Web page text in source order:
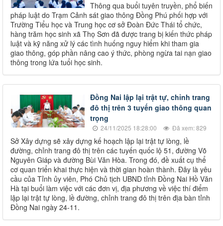
Thông qua buổi tuyên truyền, phổ biến
pháp luật do Trạm Cảnh sát giao thông Đồng Phú phối hợp với
Trường Tiểu học và Trung học cơ sở Đoàn Đức Thái tổ chức,
hàng trăm học sinh xã Thọ Sơn đã được trang bị kiến thức pháp
luật và kỹ năng xử lý các tình huống nguy hiểm khi tham gia
giao thông, góp phần nâng cao ý thức, phòng ngừa tai nạn giao
thông trong lứa tuổi học sinh.
Đồng Nai lập lại trật tự, chỉnh trang
đô thị trên 3 tuyến giao thông quan
trọng
24/11/2025 18:28:00 Đã xem: 829
Sở Xây dựng sẽ xây dựng kế hoạch lập lại trật tự lòng, lề
đường, chỉnh trang đô thị trên các tuyến quốc lộ 51, đường Võ
Nguyên Giáp và đường Bùi Văn Hòa. Trong đó, đề xuất cụ thể
cơ quan triển khai thực hiện và thời gian hoàn thành. Đây là yêu
cầu của Tỉnh ủy viên, Phó Chủ tịch UBND tỉnh Đồng Nai Hồ Văn
Hà tại buổi làm việc với các đơn vị, địa phương về việc thí điểm
lập lại trật tự lòng, lề đường, chỉnh trang đô thị trên địa bàn tỉnh
Đồng Nai ngày 24-11.